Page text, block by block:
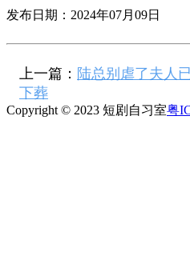
发布日期：2024年07月09日
上一篇： 陆总别虐了夫人
下葬
Copyright © 2023 短剧自习室粤